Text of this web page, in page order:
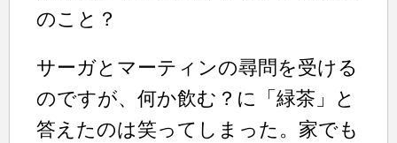
のこと？
サーガとマーティンの尋問を受ける
のですが、何か飲む？に「緑茶」と
答えたのは笑ってしまった。家でも